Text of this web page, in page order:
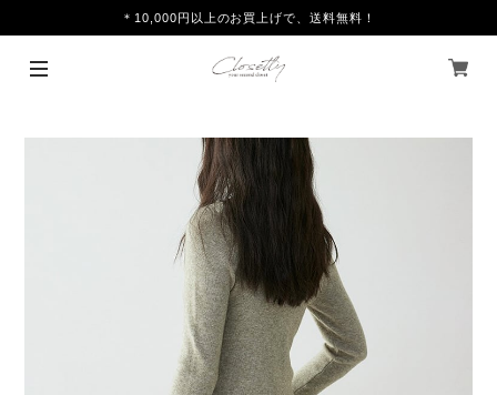
＊10,000円以上のお買上げで、送料無料！